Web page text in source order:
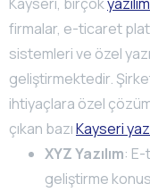
firmalar, e-ticaret
sistemleri ve özel
geliştirmektedir.
ihtiyaçlara özel
çıkan bazıKayseri
XYZ Yazılım:
geliştirme